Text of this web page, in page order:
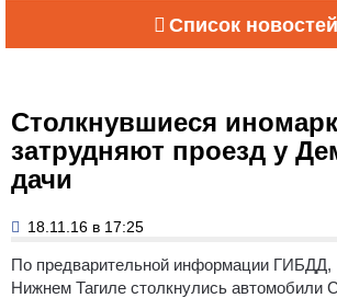
Список новостей
Столкнувшиеся
затрудняют проезд у
дачи
18.11.16 в 17:25
По предварительной информации ГИБДД,
Нижнем Тагиле столкнулись автомобили